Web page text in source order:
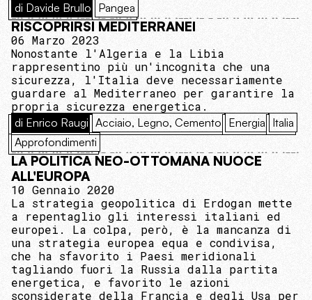
di Davide Brullo Pangea
RISCOPRIRSI MEDITERRANEI
06 Marzo 2023
Nonostante l'Algeria e la Libia
rappresentino più un'incognita che una
sicurezza, l'Italia deve necessariamente
guardare al Mediterraneo per garantire la
propria sicurezza energetica.
di Enrico Raugi Acciaio, Legno, Cemento Energia Italia
Approfondimenti
LA POLITICA NEO-OTTOMANA NUOCE
ALL'EUROPA
10 Gennaio 2020
La strategia geopolitica di Erdogan mette
a repentaglio gli interessi italiani ed
europei. La colpa, però, è la mancanza di
una strategia europea equa e condivisa,
che ha sfavorito i Paesi meridionali
tagliando fuori la Russia dalla partita
energetica, e favorito le azioni
sconsiderate della Francia e degli Usa per